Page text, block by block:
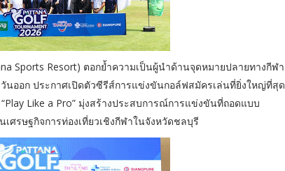
Sports Resort) ตอกย้ำความเป็นผู้นำด้านจุดหมายปลายทางกีฬา
นออก ประกาศเปิดตัวซีรีส์การแข่งขันกอล์ฟสมัครเล่นที่ยิ่งใหญ่ที่สุด
Like a Pro” มุ่งสร้างประสบการณ์การแข่งขันที่ถอดแบบ
รษฐกิจการท่องเที่ยวเชิงกีฬาในจังหวัดชลบุรี